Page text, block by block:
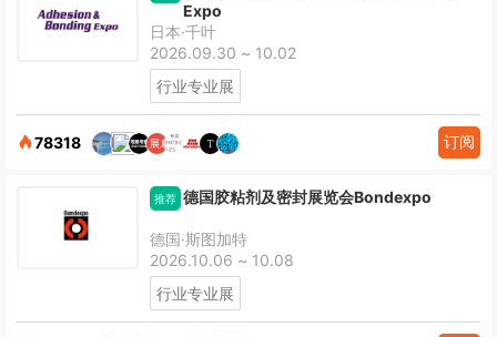
Expo
日本·千叶
2026.09.30 ~ 10.02
行业专业展
78318 订阅
推荐 德国胶粘剂及密封展览会Bondexpo
德国·斯图加特
2026.10.06 ~ 10.08
行业专业展